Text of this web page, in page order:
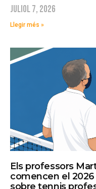
juliol 7, 2026
Llegir més »
Els professors
comencen el
sobre tennis